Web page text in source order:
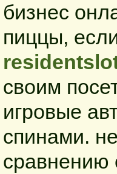
бизнес
пиццы,
своим
игровые
спинами.
сравнению